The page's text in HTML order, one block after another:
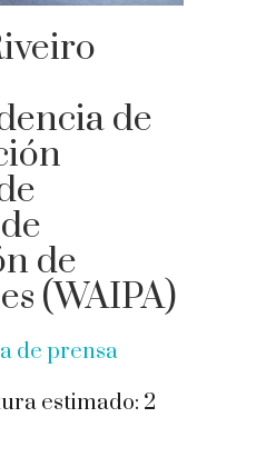
de
de
(WAIPA)
de prensa
estimado: 2